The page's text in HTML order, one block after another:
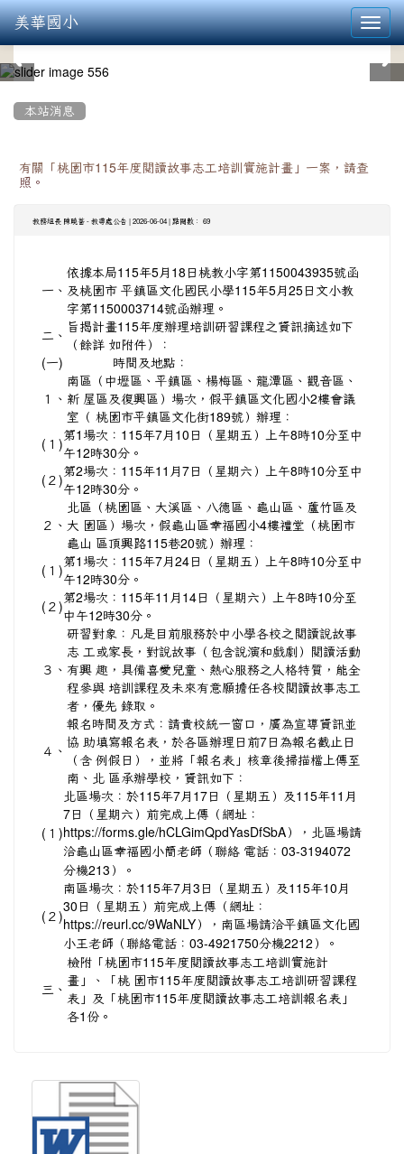
美華國小
本站消息
有關「桃園市115年度閱讀故事志工培訓實施計畫」一案，請查
照。
教務組長 陳曉薔 - 教導處公告 | 2026-06-04 | 點閱數： 69
一、
依據本局115年5月18日桃教小字第1150043935號函
及桃園市 平鎮區文化國民小學115年5月25日文小教
字第1150003714號函辦理。
二、 旨揭計畫115年度辦理培訓研習課程之資訊摘述如下
（餘詳 如附件）：
(一)
時間及地點：
１、
南區（中壢區、平鎮區、楊梅區、龍潭區、觀音區、
新 屋區及復興區）場次，假平鎮區文化國小2樓會議
室（ 桃園市平鎮區文化街189號）辦理：
(１)第1場次：115年7月10日（星期五）上午8時10分至中
午12時30分。
(２)第2場次：115年11月7日（星期六）上午8時10分至中
午12時30分。
２、
北區（桃園區、大溪區、八德區、龜山區、蘆竹區及
大 園區）場次，假龜山區幸福國小4樓禮堂（桃園市
龜山 區頂興路115巷20號）辦理：
(１)第1場次：115年7月24日（星期五）上午8時10分至中
午12時30分。
(２)第2場次：115年11月14日（星期六）上午8時10分至
中午12時30分。
３、
研習對象：凡是目前服務於中小學各校之閱讀說故事
志 工或家長，對說故事（包含說演和戲劇）閱讀活動
有興 趣，具備喜愛兒童、熱心服務之人格特質，能全
程參與 培訓課程及未來有意願擔任各校閱讀故事志工
者，優先 錄取。
４、
報名時間及方式：請貴校統一窗口，廣為宣導資訊並
協 助填寫報名表，於各區辦理日前7日為報名截止日
（含 例假日），並將「報名表」核章後掃描檔上傳至
南、北 區承辦學校，資訊如下：
(１)
北區場次：於115年7月17日（星期五）及115年11月
7日（星期六）前完成上傳（網址：
https://forms.gle/hCLGimQpdYasDfSbA），北區場請
洽龜山區幸福國小簡老師（聯絡 電話：03-3194072
分機213）。
(２)
南區場次：於115年7月3日（星期五）及115年10月
30日（星期五）前完成上傳（網址：
https://reurl.cc/9WaNLY），南區場請洽平鎮區文化國
小王老師（聯絡電話：03-4921750分機2212）。
三、
檢附「桃園市115年度閱讀故事志工培訓實施計
畫」、「桃 園市115年度閱讀故事志工培訓研習課程
表」及「桃園市115年度閱讀故事志工培訓報名表」
各1份。